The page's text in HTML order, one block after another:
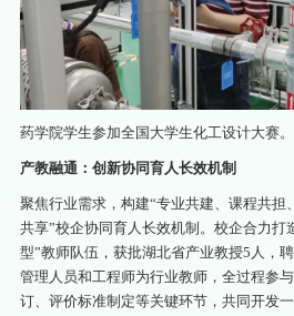
药学院学生参加全国大学生化工设计大赛
产教融通：创新协同育人长效机制
聚焦行业需求，构建“专业共建、课程共担
共享”校企协同育人长效机制。校企合力打
型”教师队伍，获批湖北省产业教授5人，
管理人员和工程师为行业教师，全过程参
订、评价标准制定等关键环节，共同开发